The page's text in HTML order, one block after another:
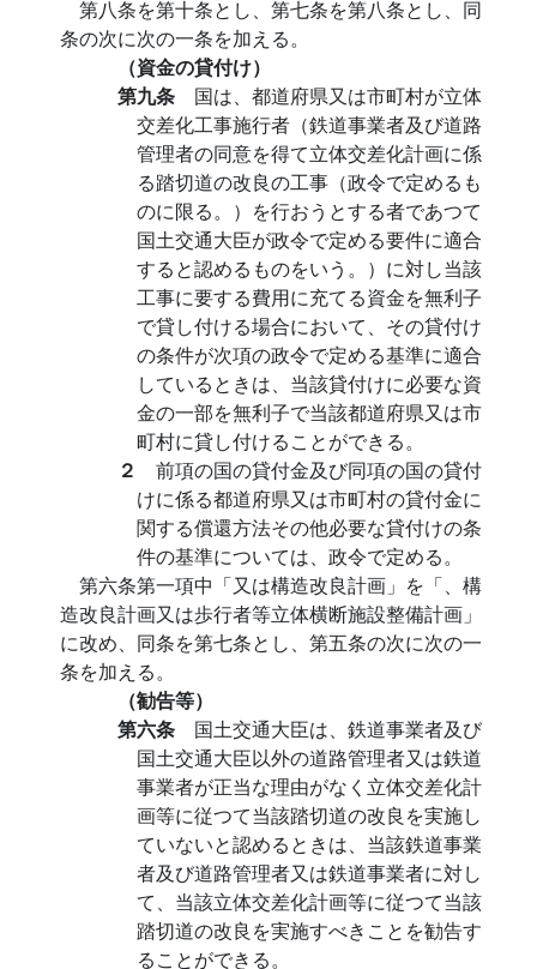
第八条を第十条とし、第七条を第八条とし、同
条の次に次の一条を加える。
（資金の貸付け）
第九条 国は、都道府県又は市町村が立体
交差化工事施行者（鉄道事業者及び道路
管理者の同意を得て立体交差化計画に係
る踏切道の改良の工事（政令で定めるも
のに限る。）を行おうとする者であつて
国土交通大臣が政令で定める要件に適合
すると認めるものをいう。）に対し当該
工事に要する費用に充てる資金を無利子
で貸し付ける場合において、その貸付け
の条件が次項の政令で定める基準に適合
しているときは、当該貸付けに必要な資
金の一部を無利子で当該都道府県又は市
町村に貸し付けることができる。
２ 前項の国の貸付金及び同項の国の貸付
けに係る都道府県又は市町村の貸付金に
関する償還方法その他必要な貸付けの条
件の基準については、政令で定める。
第六条第一項中「又は構造改良計画」を「、構
造改良計画又は歩行者等立体横断施設整備計画」
に改め、同条を第七条とし、第五条の次に次の一
条を加える。
（勧告等）
第六条 国土交通大臣は、鉄道事業者及び
国土交通大臣以外の道路管理者又は鉄道
事業者が正当な理由がなく立体交差化計
画等に従つて当該踏切道の改良を実施し
ていないと認めるときは、当該鉄道事業
者及び道路管理者又は鉄道事業者に対し
て、当該立体交差化計画等に従つて当該
踏切道の改良を実施すべきことを勧告す
ることができる。